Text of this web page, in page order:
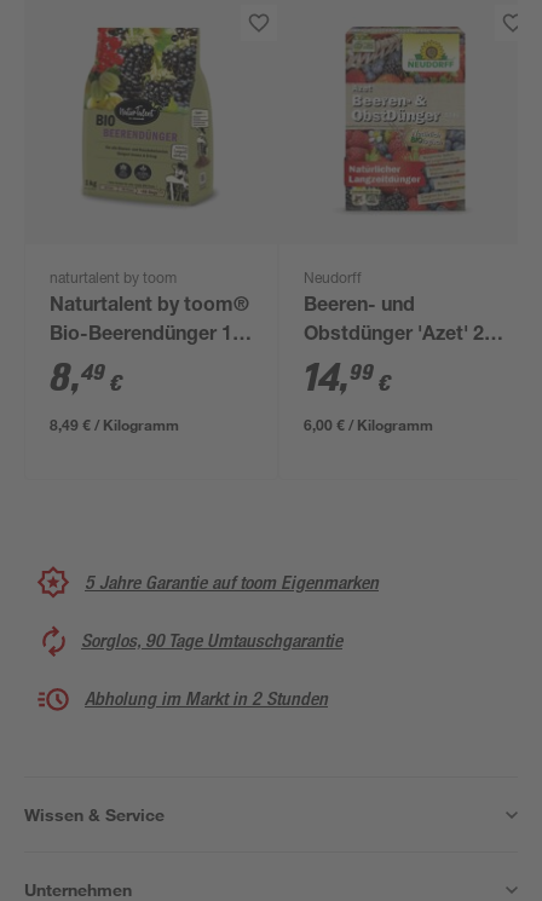
naturtalent by toom
Naturtalent by toom®
Bio-Beerendünger 1
kg
8,49 €
8,49 € / Kilogramm
Neudorff
Beeren- und
Obstdünger 'Azet' 2,5
kg
14,99 €
6,00 € / Kilogramm
5 Jahre Garantie auf toom Eigenmarken
Sorglos, 90 Tage Umtauschgarantie
Abholung im Markt in 2 Stunden
Wissen & Service
Unternehmen